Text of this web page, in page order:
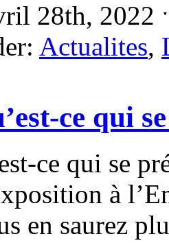
28th, 2022
Actualites,
ce qui
ce qui se
à
en saurez